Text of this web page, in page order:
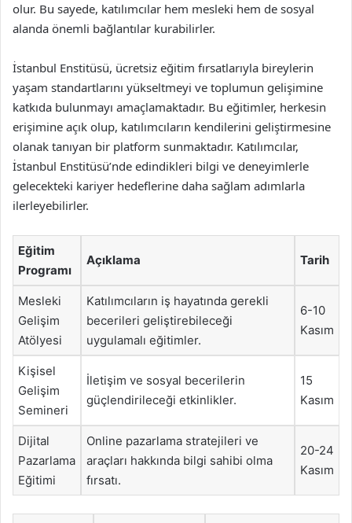
olur. Bu sayede, katılımcılar hem mesleki hem de sosyal
alanda önemli bağlantılar kurabilirler.
İstanbul Enstitüsü, ücretsiz eğitim fırsatlarıyla bireylerin
yaşam standartlarını yükseltmeyi ve toplumun gelişimine
katkıda bulunmayı amaçlamaktadır. Bu eğitimler, herkesin
erişimine açık olup, katılımcıların kendilerini geliştirmesine
olanak tanıyan bir platform sunmaktadır. Katılımcılar,
İstanbul Enstitüsü’nde edindikleri bilgi ve deneyimlerle
gelecekteki kariyer hedeflerine daha sağlam adımlarla
ilerleyebilirler.
Eğitim
Programı
Açıklama Tarih
Mesleki
Gelişim
Atölyesi
Katılımcıların iş hayatında gerekli
becerileri geliştirebileceği
uygulamalı eğitimler.
6-10
Kasım
Kişisel
Gelişim
Semineri
İletişim ve sosyal becerilerin
güçlendirileceği etkinlikler.
15
Kasım
Dijital
Pazarlama
Eğitimi
Online pazarlama stratejileri ve
araçları hakkında bilgi sahibi olma
fırsatı.
20-24
Kasım